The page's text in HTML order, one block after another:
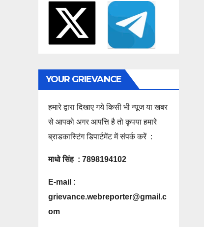
YOUR GRIEVANCE
हमारे द्वारा दिखाए गये किसी भी न्यूज या खबर
से आपको अगर आपत्ति है तो कृपया हमारे
ब्राडकास्टिंग डिपार्टमेंट में संपर्क करें :
माधो सिंह : 7898194102
E-mail :
grievance.webreporter@gmail.c
om